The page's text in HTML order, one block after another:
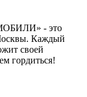
- это
Каждый
своей
гордиться!